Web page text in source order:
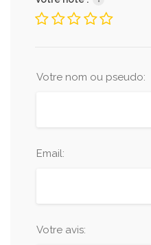
Votre nom ou pseudo:
Email:
Votre avis: